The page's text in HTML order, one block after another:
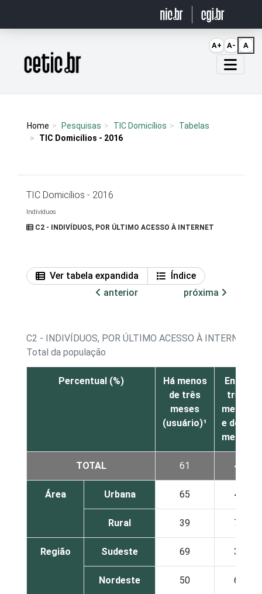
Página inicial
Home Pesquisas TIC Domicílios
Tabelas
TIC Domicílios - 2016
TIC Domicílios - 2016
Indivíduos
C2 - INDIVÍDUOS, POR ÚLTIMO ACESSO À INTERNET
Ver tabela expandida
Índice
anterior
próxima
C2 - INDIVÍDUOS, POR ÚLTIMO ACESSO À INTERNET
Total da população
Percentual (%)
Há menos
de três
meses
(usuário)¹
Entre
três
meses
e doze
meses
TOTAL 61 4
Área Urbana 65 4
Rural 39 7
Região Sudeste 69 3
Nordeste 50 6
A+ A- A